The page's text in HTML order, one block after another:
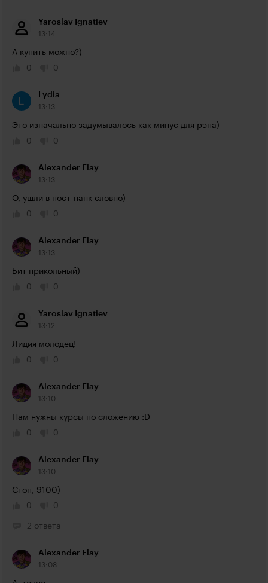
Yaroslav Ignatiev
13:14
А купить можно?)
0
0
Lydia
13:13
Это изначально задумывалось как минус для рэпа)
0
0
Alexander Elay
13:13
О, ушли в пост-панк словно)
0
0
Alexander Elay
13:13
Бит прикольный)
0
0
Yaroslav Ignatiev
13:12
Лидия молодец!
0
0
Alexander Elay
13:10
Нам нужны курсы по сложению :D
0
0
Alexander Elay
13:10
Стоп, 9100)
0
0
2 ответа
Alexander Elay
13:08